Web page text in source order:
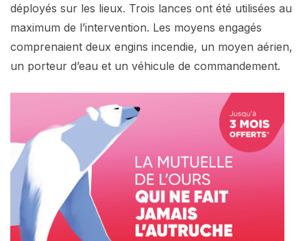
déployés sur les lieux. Trois lances ont été utilisées au
maximum de l’intervention. Les moyens engagés
comprenaient deux engins incendie, un moyen aérien,
un porteur d’eau et un véhicule de commandement.